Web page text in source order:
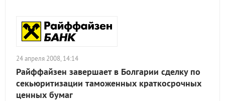
24 апреля 2008, 14:14
Райффайзен завершает в Болгарии сделку по
секьюритизации таможенных краткосрочных
ценных бумаг